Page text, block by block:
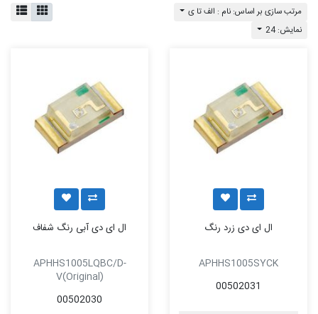
مرتب سازی بر اساس: نام : الف تا ی
نمایش: 24
ال ای دی زرد رنگ
APHHS1005SYCK
00502031
ال ای دی آبی رنگ شفاف
APHHS1005LQBC/D-
V(Original)
00502030